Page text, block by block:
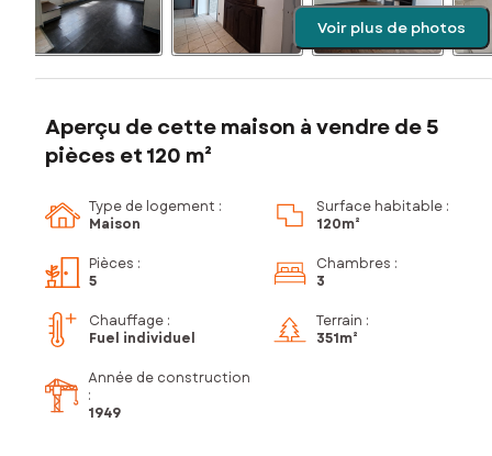
Voir plus de photos
Aperçu de cette maison à vendre de 5
pièces et 120 m²
Type de logement :
Maison
Surface habitable :
120m²
Pièces :
5
Chambres :
3
Chauffage :
Fuel individuel
Terrain :
351m²
Année de construction
:
1949